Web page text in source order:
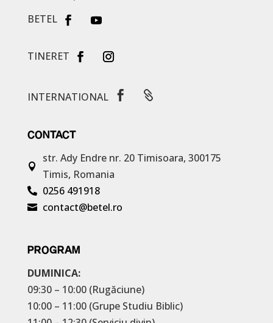
BETEL
TINERET
INTERNATIONAL  
CONTACT

str. Ady Endre nr. 20 Timisoara, 300175
Timis, Romania
 0256 491918
 contact@betel.ro
PROGRAM
DUMINICA:
09:30 – 10:00 (Rugăciune)
10:00 – 11:00 (Grupe Studiu Biblic)